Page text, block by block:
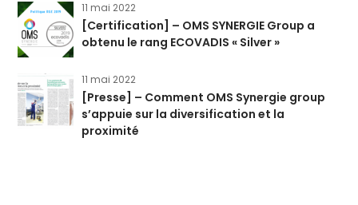
11 mai 2022
[Certification] – OMS SYNERGIE Group a
obtenu le rang ECOVADIS « Silver »
11 mai 2022
[Presse] – Comment OMS Synergie group
s’appuie sur la diversification et la
proximité